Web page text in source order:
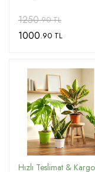
1250.90 TL
1000.90 TL